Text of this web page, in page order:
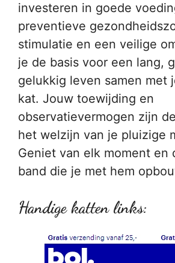
investeren in goede
preventieve
stimulatie en een veilige
je de basis voor een lang,
gelukkig leven samen met
kat. Jouw toewijding en
observatievermogen zijn
het welzijn van je pluizige
Geniet van elk moment en
band die je met hem
Handige katten links: